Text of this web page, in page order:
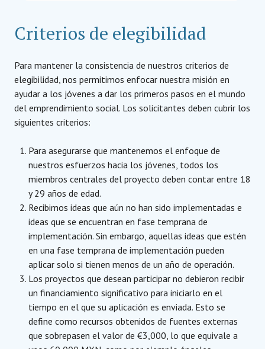
Criterios de elegibilidad
Para mantener la consistencia de nuestros criterios de
elegibilidad, nos permitimos enfocar nuestra misión en
ayudar a los jóvenes a dar los primeros pasos en el mundo
del emprendimiento social. Los solicitantes deben cubrir los
siguientes criterios:
Para asegurarse que mantenemos el enfoque de
nuestros esfuerzos hacia los jóvenes, todos los
miembros centrales del proyecto deben contar entre 18
y 29 años de edad.
Recibimos ideas que aún no han sido implementadas e
ideas que se encuentran en fase temprana de
implementación. Sin embargo, aquellas ideas que estén
en una fase temprana de implementación pueden
aplicar solo si tienen menos de un año de operación.
Los proyectos que desean participar no debieron recibir
un financiamiento significativo para iniciarlo en el
tiempo en el que su aplicación es enviada. Esto se
define como recursos obtenidos de fuentes externas
que sobrepasen el valor de €3,000, lo que equivale a